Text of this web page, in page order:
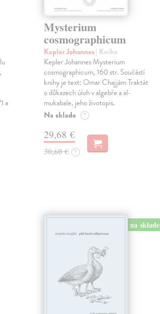
a
Mysterium
cosmographicum
Kepler Johannes| Kniha
Kepler Johannes Mysterium
cosmographicum, 160 str. Součástí
knihy je text: Omar Chajjám Traktát
o důkazech úloh v algebře a al-
mukabale, jeho životopis.
Na sklade ?
29,68 €
30,60 € ?
na sklade